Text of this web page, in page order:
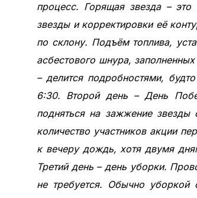
процесс. Горящая звезда –
звезды и корректировки её
по склону. Подъём топлива,
асбестового шнура,
– делится подробностями,
6:30. Второй день – День
подняться на зажжение звезды
количество участников акции
к вечеру дождь, хотя двумя
Третий день – день уборки.
не требуется. Обычно уборкой